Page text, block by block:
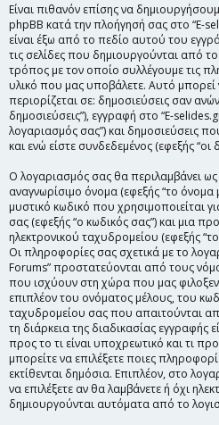
Είναι πιθανόν επίσης να
phpBB κατά την πλοήγησή σας στο “E-
είναι έξω από το πεδίο αυτού του
τις σελίδες που δημιουργούνται από
τρόπος με τον οποίο συλλέγουμε τις
υλικό που μας υποβάλετε. Αυτό μπορεί
περιορίζεται σε: δημοσιεύσεις σαν
δημοσιεύσεις”), εγγραφή στο “E-
λογαριασμός σας”) και δημοσιεύσεις
και ενώ είστε συνδεδεμένος (εφεξής “οι
Ο λογαριασμός σας θα περιλαμβάνει ως
αναγνωρίσιμο όνομα (εφεξής “το
μυστικό κωδικό που χρησιμοποιείται
σας (εφεξής “ο κωδικός σας”) και μια
ηλεκτρονικού ταχυδρομείου (εφεξής
Οι πληροφορίες σας σχετικά με το
Forums” προστατεύονται από τους
που ισχύουν στη χώρα που μας
επιπλέον του ονόματος μέλους, του
ταχυδρομείου σας που απαιτούνται
τη διάρκεια της διαδικασίας εγγραφής
προς το τι είναι υποχρεωτικό και τι
μπορείτε να επιλέξετε ποιες
εκτίθενται δημόσια. Επιπλέον, στο
να επιλέξετε αν θα λαμβάνετε ή όχι
δημιουργούνται αυτόματα από το